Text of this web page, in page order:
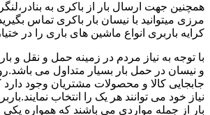
همچنین جهت ارسال بار از باکری به
مرزی میتوانید با نیسان بار باکری تماس
کرایه باربری انواع ماشین های باری را در
با توجه به نیاز مردم در زمینه حمل و نقل و
و نیسان در حمل بار بسیار متداول می
جابجایی کالا و محصولات مشتریان وجود دارد
نیاز خود می توانند هر یک را انتخاب
بار از جمله مواردی می باشند که همواره یکی